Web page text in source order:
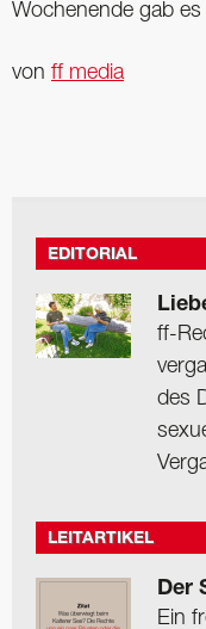
Wochenende gab es
von ff media
EDITORIAL
ff-
des
LEITARTIKEL
Der
Ein